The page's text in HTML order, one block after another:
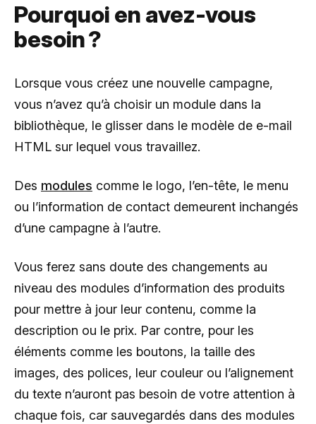
Pourquoi en avez-vous
besoin ?
Lorsque vous créez une nouvelle campagne,
vous n’avez qu’à choisir un module dans la
bibliothèque, le glisser dans le modèle de e-mail
HTML sur lequel vous travaillez.
Des modules comme le logo, l’en-tête, le menu
ou l’information de contact demeurent inchangés
d’une campagne à l’autre.
Vous ferez sans doute des changements au
niveau des modules d’information des produits
pour mettre à jour leur contenu, comme la
description ou le prix. Par contre, pour les
éléments comme les boutons, la taille des
images, des polices, leur couleur ou l’alignement
du texte n’auront pas besoin de votre attention à
chaque fois, car sauvegardés dans des modules